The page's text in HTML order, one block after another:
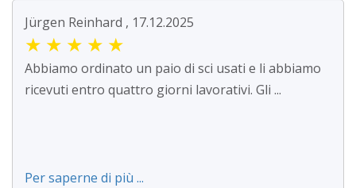
Jürgen Reinhard , 17.12.2025
★ ★ ★ ★ ★
Abbiamo ordinato un paio di sci usati e li abbiamo
ricevuti entro quattro giorni lavorativi. Gli ...
Per saperne di più ...